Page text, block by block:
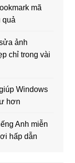
mã
quả
ảnh
chỉ trong vài
Windows
hơn
Anh miễn
hấp dẫn